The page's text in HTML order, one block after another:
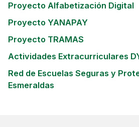
Proyecto Alfabetización Digital
Proyecto YANAPAY
Proyecto TRAMAS
Actividades Extracurriculares
Red de Escuelas Seguras y
Esmeraldas